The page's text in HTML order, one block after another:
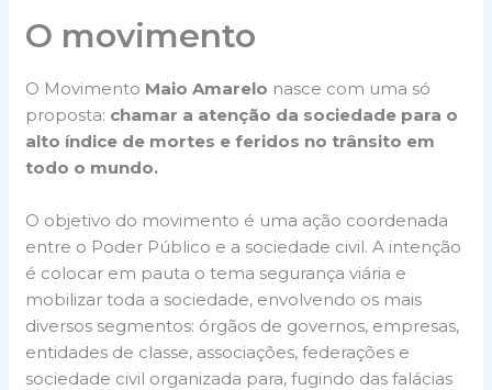
O movimento
O Movimento Maio Amarelo nasce com uma só
proposta: chamar a atenção da sociedade para o
alto índice de mortes e feridos no trânsito em
todo o mundo.
O objetivo do movimento é uma ação coordenada
entre o Poder Público e a sociedade civil. A intenção
é colocar em pauta o tema segurança viária e
mobilizar toda a sociedade, envolvendo os mais
diversos segmentos: órgãos de governos, empresas,
entidades de classe, associações, federações e
sociedade civil organizada para, fugindo das falácias